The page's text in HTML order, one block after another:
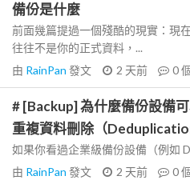
備份是什麼
前面幾篇提過一個殘酷的現實：現
往往不是你的正式資料，...
由 RainPan 發文 2 天前 0
# [Backup] 為什麼備份設備
重複資料刪除（
如果你看過企業級備份設備（例如
由 RainPan 發文 2 天前 0